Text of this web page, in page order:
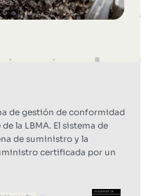
de gestión de conformidad
la LBMA. El sistema de
de suministro y la
certificada por un